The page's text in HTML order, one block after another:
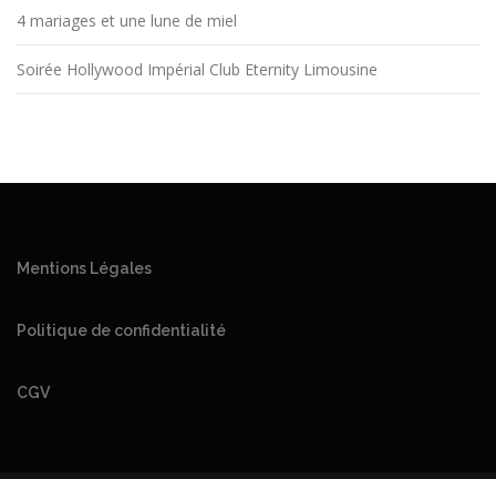
4 mariages et une lune de miel
Soirée Hollywood Impérial Club Eternity Limousine
Mentions Légales
Politique de confidentialité
CGV